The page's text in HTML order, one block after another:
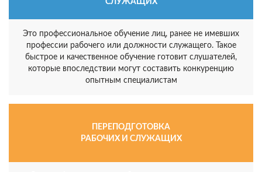
СЛУЖАЩИХ
Это профессиональное обучение лиц, ранее не имевших
профессии рабочего или должности служащего. Такое
быстрое и качественное обучение готовит слушателей,
которые впоследствии могут составить конкуренцию
опытным специалистам
ПЕРЕПОДГОТОВКА
РАБОЧИХ И СЛУЖАЩИХ